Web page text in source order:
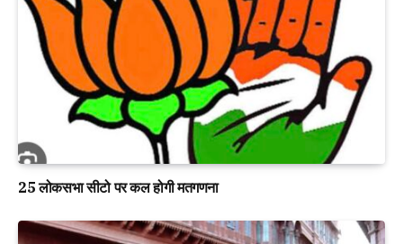
25 लोकसभा सीटो पर कल होगी मतगणना